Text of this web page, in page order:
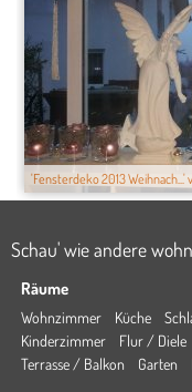
'Fensterdeko 2013 Weihnach...'
Schau' wie andere
Räume
Wohnzimmer Küche
Kinderzimmer
Flur / Diele
Terrasse / Balkon
Garten